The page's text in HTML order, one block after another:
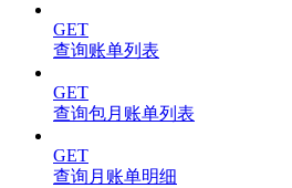
GET
查询账单列表
GET
查询包月账单列表
GET
查询月账单明细